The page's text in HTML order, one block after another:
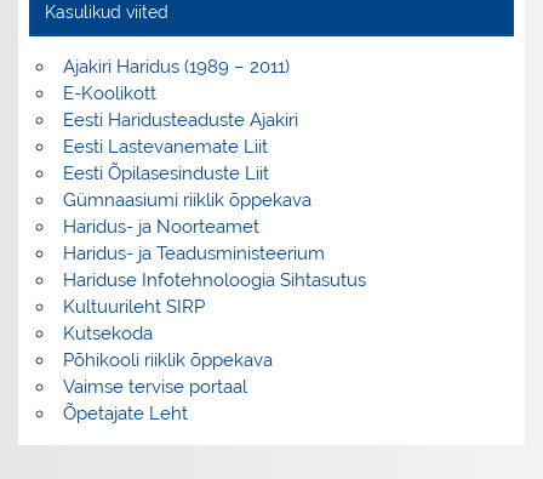
Kasulikud viited
Ajakiri Haridus (1989 – 2011)
E-Koolikott
Eesti Haridusteaduste Ajakiri
Eesti Lastevanemate Liit
Eesti Õpilasesinduste Liit
Gümnaasiumi riiklik õppekava
Haridus- ja Noorteamet
Haridus- ja Teadusministeerium
Hariduse Infotehnoloogia Sihtasutus
Kultuurileht SIRP
Kutsekoda
Põhikooli riiklik õppekava
Vaimse tervise portaal
Õpetajate Leht